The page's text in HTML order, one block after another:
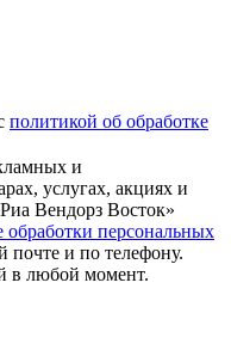
политикой об обработке
и
услугах, акциях и
Вендорз Восток»
обработки персональных
почте и по телефону.
в любой момент.